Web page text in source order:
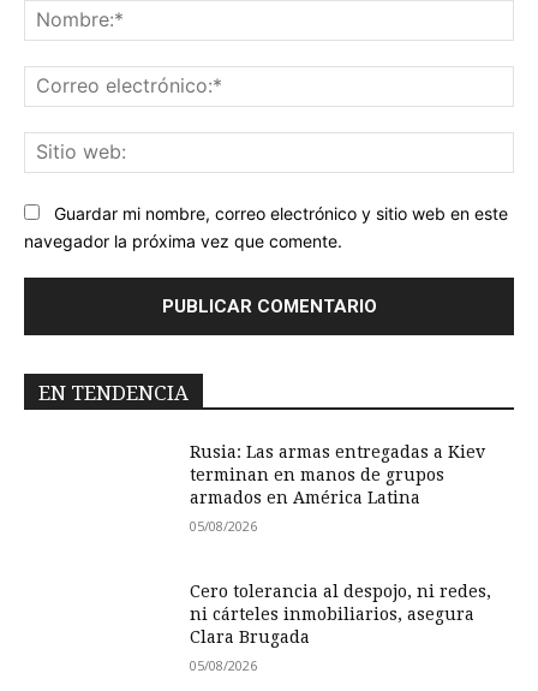
Guardar mi nombre, correo electrónico y sitio web en este
navegador la próxima vez que comente.
EN TENDENCIA
Rusia: Las armas entregadas a Kiev
terminan en manos de grupos
armados en América Latina
05/08/2026
Cero tolerancia al despojo, ni redes,
ni cárteles inmobiliarios, asegura
Clara Brugada
05/08/2026